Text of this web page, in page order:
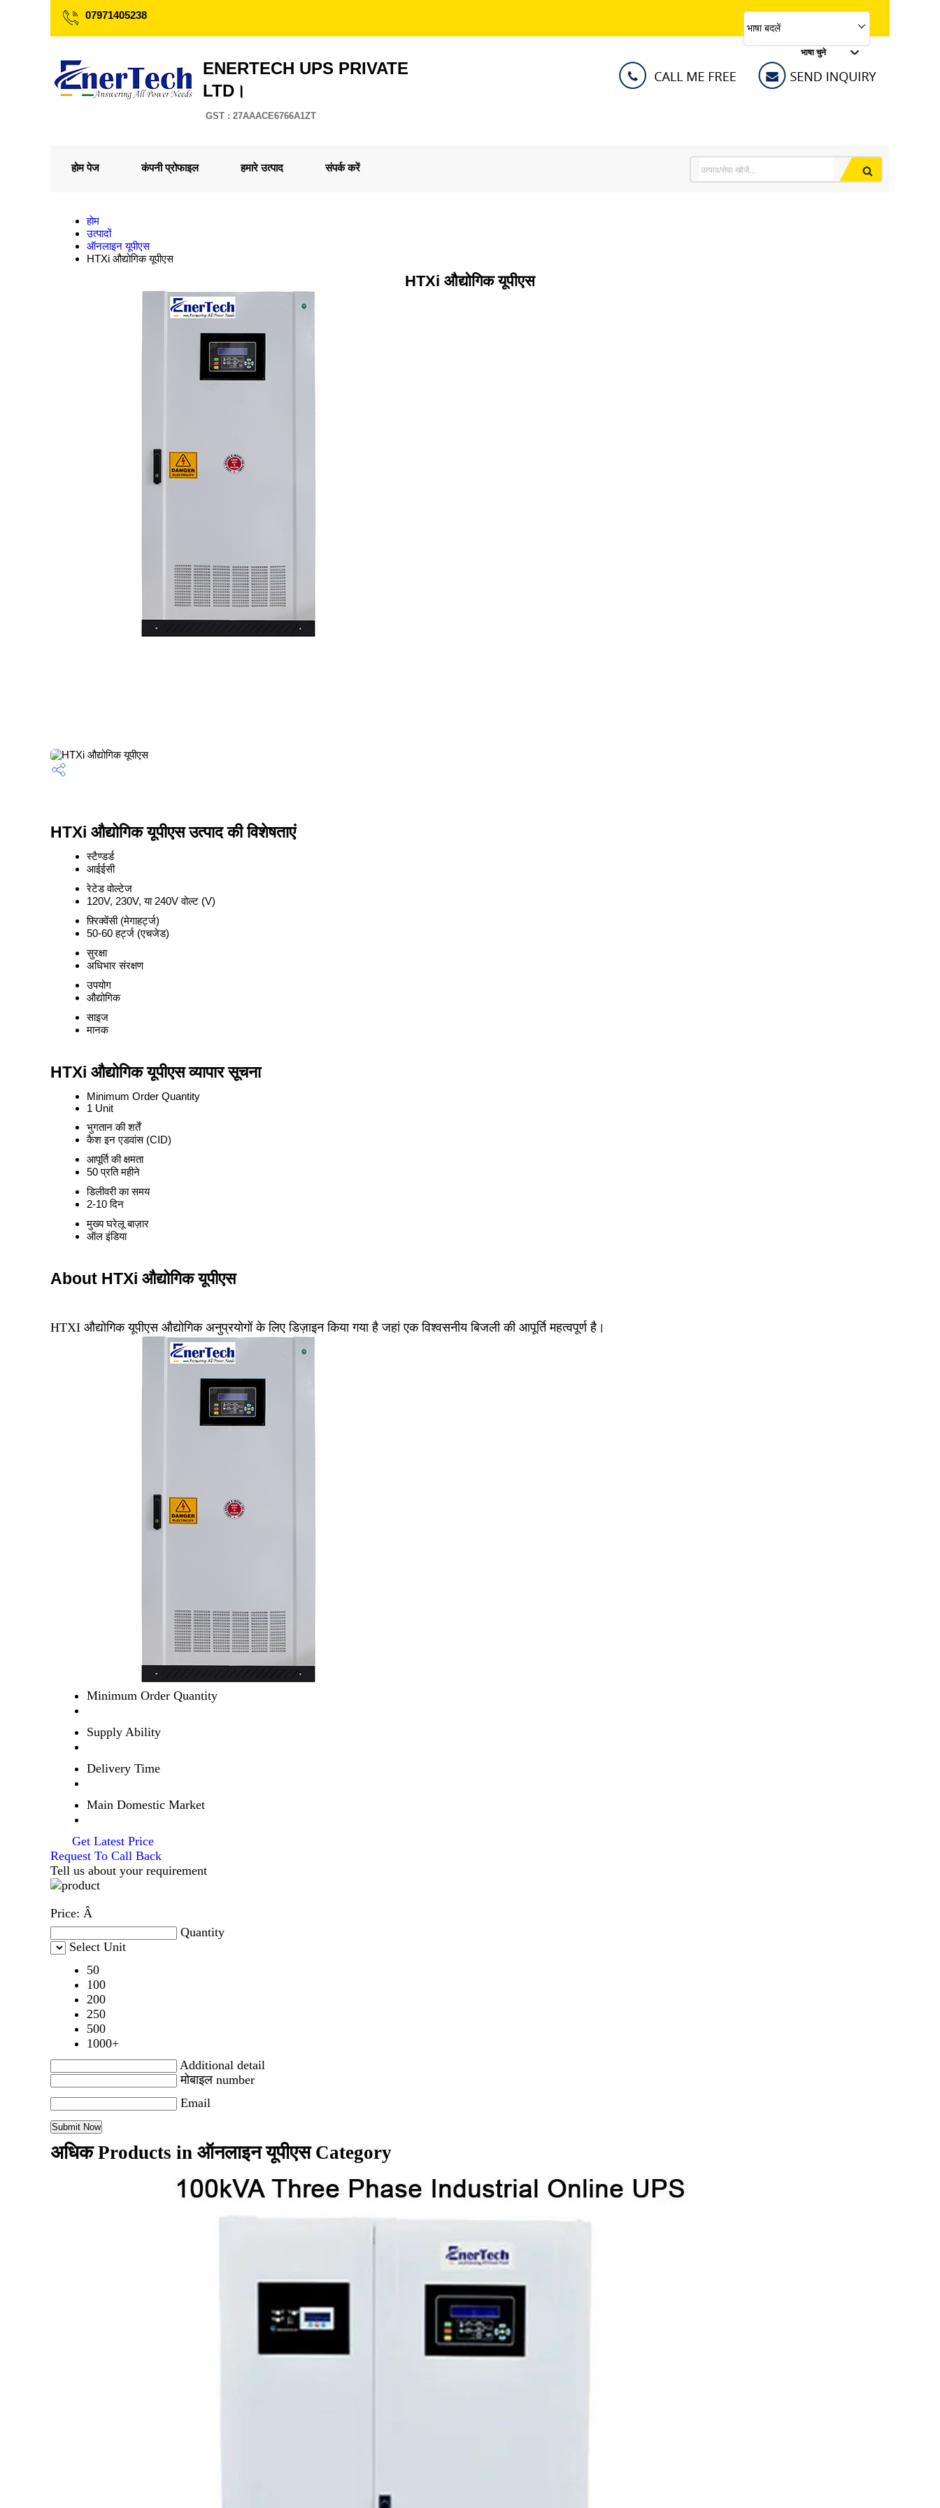
07971405238
भाषा बदलें
भाषा चुने
ENERTECH UPS PRIVATE
LTD।
GST : 27AAACE6766A1ZT
होम पेज कंपनी प्रोफाइल हमारे उत्पाद संपर्क करें
होम
उत्पादों
ऑनलाइन यूपीएस
HTXi औद्योगिक यूपीएस
HTXi औद्योगिक यूपीएस
HTXi औद्योगिक यूपीएस उत्पाद की विशेषताएं
स्टैण्डर्ड
आईईसी
रेटेड वोल्टेज
120V, 230V, या 240V वोल्ट (V)
फ़्रिक्वेंसी (मेगाहर्ट्ज)
50-60 हर्ट्ज (एचजेड)
सुरक्षा
अधिभार संरक्षण
उपयोग
औद्योगिक
साइज
मानक
HTXi औद्योगिक यूपीएस व्यापार सूचना
Minimum Order Quantity
1 Unit
भुगतान की शर्तें
कैश इन एडवांस (CID)
आपूर्ति की क्षमता
50 प्रति महीने
डिलीवरी का समय
2-10 दिन
मुख्य घरेलू बाज़ार
ऑल इंडिया
About HTXi औद्योगिक यूपीएस
HTXI औद्योगिक यूपीएस औद्योगिक अनुप्रयोगों के लिए डिज़ाइन किया गया है जहां एक विश्वसनीय बिजली की आपूर्ति महत्वपूर्ण है।
Minimum Order Quantity
Supply Ability
Delivery Time
Main Domestic Market
Get Latest Price
Request To Call Back
Tell us about your requirement
Price: Â
Quantity
Select Unit
50
100
200
250
500
1000+
Additional detail
मोबाइल number
Email
अधिक Products in ऑनलाइन यूपीएस Category